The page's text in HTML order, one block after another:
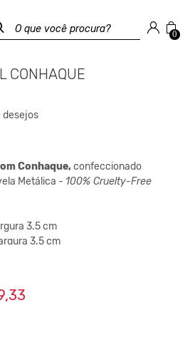
0
CONHAQUE
desejos
Conhaque,confeccionado
Metálica - 100% Cruelty-Free
3.5 cm
3.5 cm
3.5 cm
de até 2 cm